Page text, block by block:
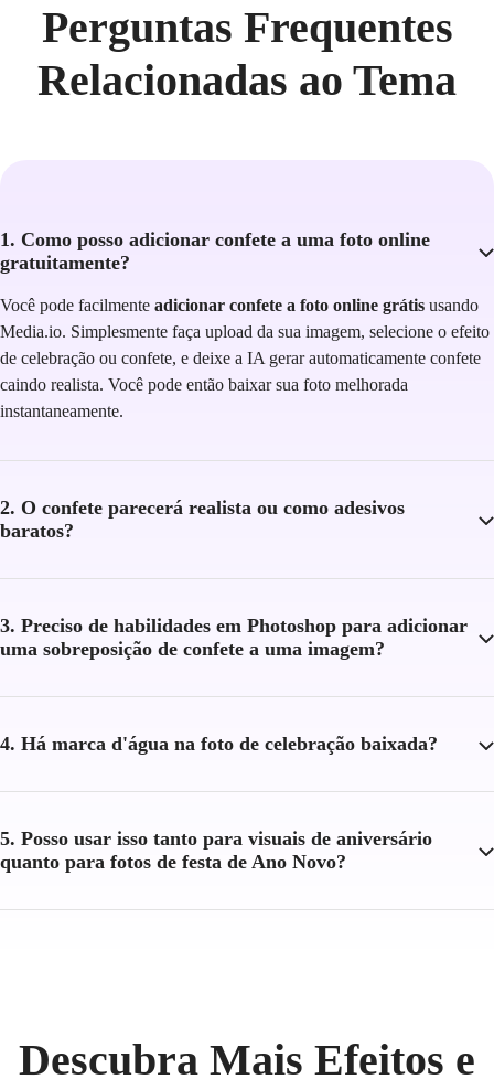
Perguntas Frequentes
Relacionadas ao Tema
1. Como posso adicionar confete a uma foto online
gratuitamente?
Você pode facilmente adicionar confete a foto online grátis usando
Media.io. Simplesmente faça upload da sua imagem, selecione o efeito
de celebração ou confete, e deixe a IA gerar automaticamente confete
caindo realista. Você pode então baixar sua foto melhorada
instantaneamente.
2. O confete parecerá realista ou como adesivos
baratos?
3. Preciso de habilidades em Photoshop para adicionar
uma sobreposição de confete a uma imagem?
4. Há marca d'água na foto de celebração baixada?
5. Posso usar isso tanto para visuais de aniversário
quanto para fotos de festa de Ano Novo?
Descubra Mais Efeitos e